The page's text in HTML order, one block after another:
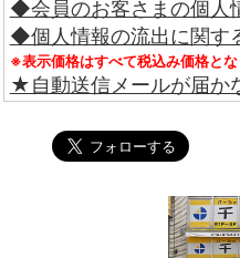
◆会員のお客さまの個人
◆個人情報の流出に関す
※表示価格はすべて税込み価格とな
★自動送信メールが届か